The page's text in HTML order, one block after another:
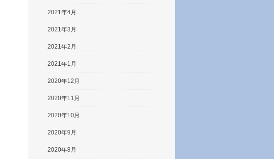
2021年4月
2021年3月
2021年2月
2021年1月
2020年12月
2020年11月
2020年10月
2020年9月
2020年8月